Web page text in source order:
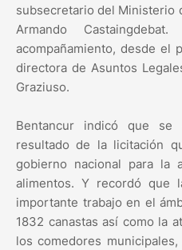
subsecretario del Ministerio
Armando
acompañamiento, desde el
directora de Asuntos
Graziuso.
Bentancur indicó que se
resultado de la licitación
gobierno nacional para la
alimentos. Y recordó que
importante trabajo en el
1832 canastas así como la
los comedores